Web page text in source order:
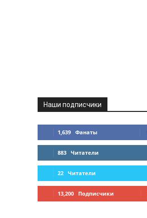
Наши подписчики
1,639 Фанаты
883 Читатели
22 Читатели
13,200 Подписчики